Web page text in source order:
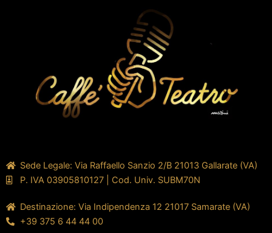
Sede Legale: Via Raffaello Sanzio 2/B 21013 Gallarate (VA)
P. IVA 03905810127 | Cod. Univ. SUBM70N
Destinazione: Via Indipendenza 12 21017 Samarate (VA)
+39 375 6 44 44 00